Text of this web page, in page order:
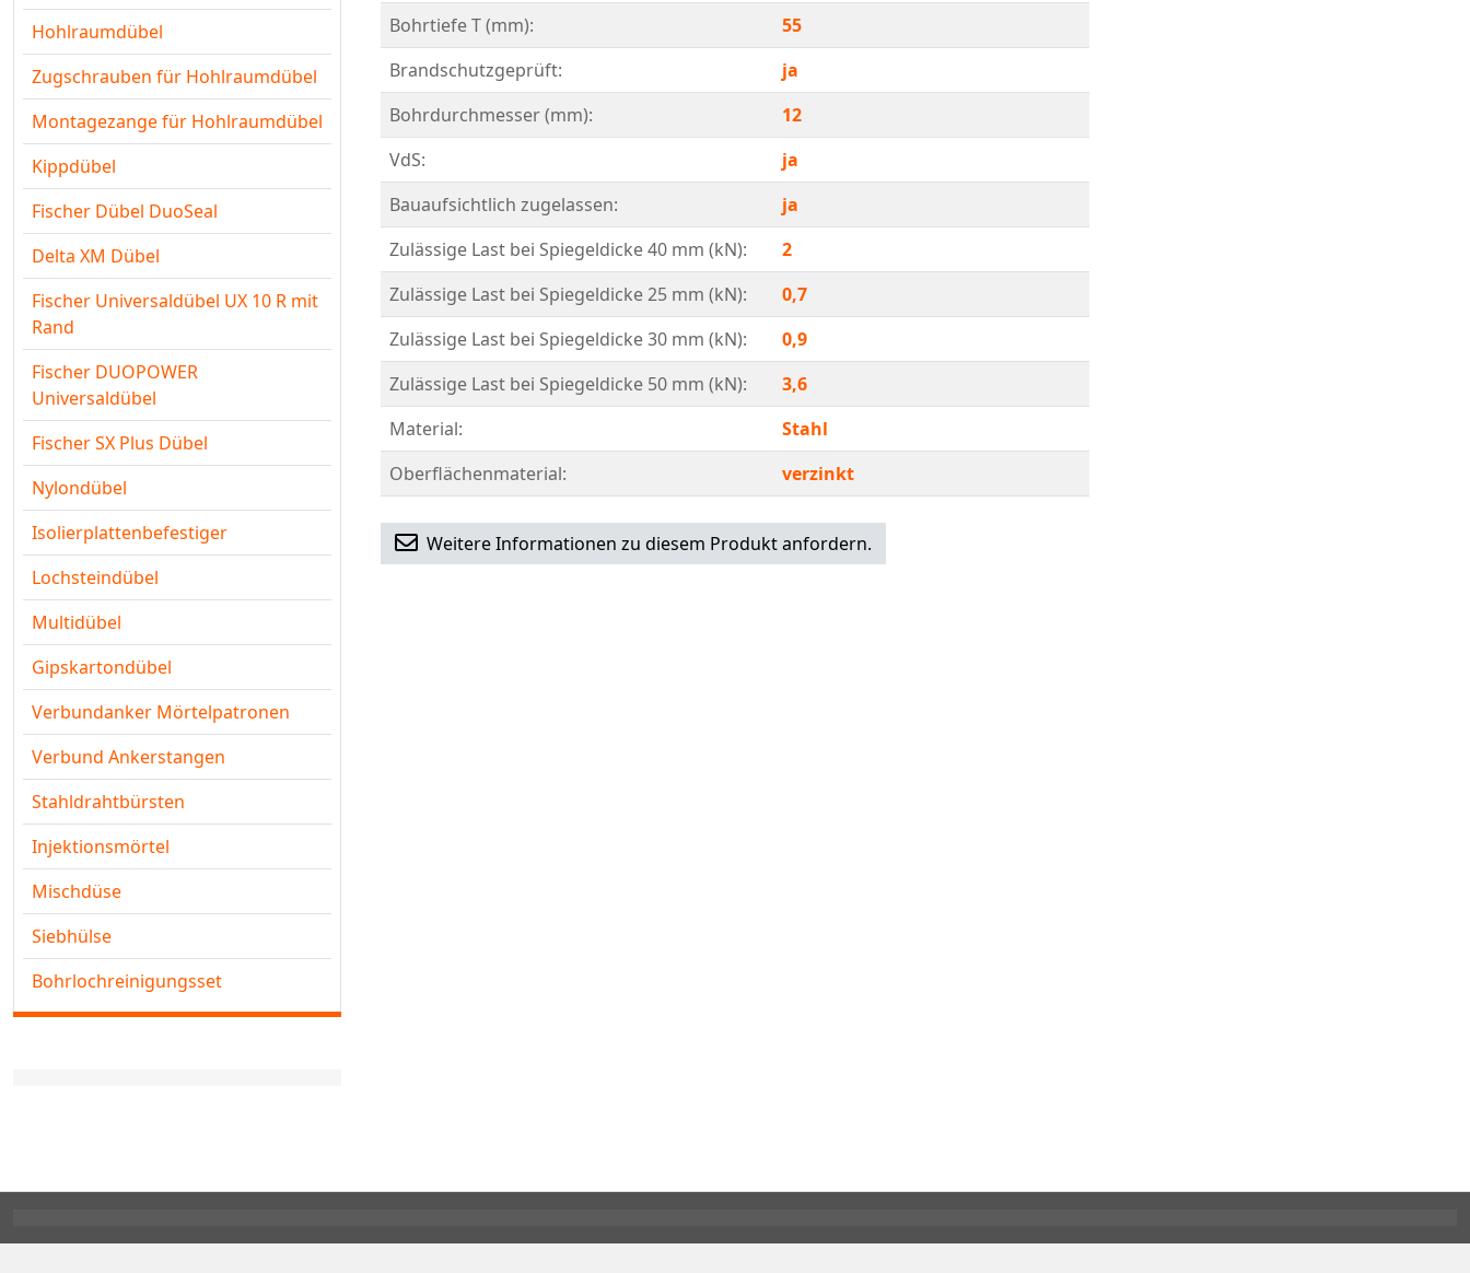
Hohlraumdübel
Zugschrauben für Hohlraumdübel
Montagezange für Hohlraumdübel
Kippdübel
Fischer Dübel DuoSeal
Delta XM Dübel
Fischer Universaldübel UX 10 R mit
Rand
Fischer DUOPOWER
Universaldübel
Fischer SX Plus Dübel
Nylondübel
Isolierplattenbefestiger
Lochsteindübel
Multidübel
Gipskartondübel
Verbundanker Mörtelpatronen
Verbund Ankerstangen
Stahldrahtbürsten
Injektionsmörtel
Mischdüse
Siebhülse
Bohrlochreinigungsset
Bohrtiefe T (mm):
55
Brandschutzgeprüft:
ja
Bohrdurchmesser (mm):
12
VdS:
ja
Bauaufsichtlich zugelassen:
ja
Zulässige Last bei Spiegeldicke 40 mm (kN):
2
Zulässige Last bei Spiegeldicke 25 mm (kN):
0,7
Zulässige Last bei Spiegeldicke 30 mm (kN):
0,9
Zulässige Last bei Spiegeldicke 50 mm (kN):
3,6
Material:
Stahl
Oberflächenmaterial:
verzinkt
Weitere Informationen zu diesem Produkt anfordern.